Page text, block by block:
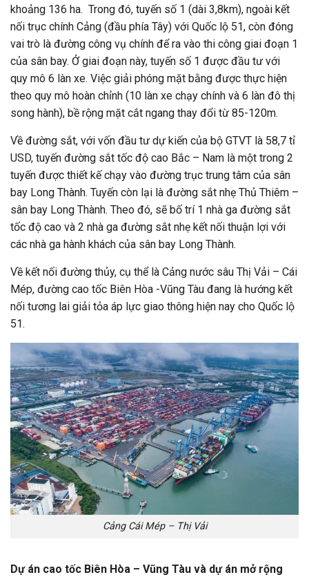
khoảng 136 ha. Trong đó, tuyến số 1 (dài 3,8km), ngoài kết
nối trục chính Cảng (đầu phía Tây) với Quốc lộ 51, còn đóng
vai trò là đường công vụ chính để ra vào thi công giai đoạn 1
của sân bay. Ở giai đoạn này, tuyến số 1 được đầu tư với
quy mô 6 làn xe. Việc giải phóng mặt bằng được thực hiện
theo quy mô hoàn chỉnh (10 làn xe chạy chính và 6 làn đô thị
song hành), bề rộng mặt cắt ngang thay đổi từ 85-120m.
Về đường sắt, với vốn đầu tư dự kiến của bộ GTVT là 58,7 tỉ
USD, tuyến đường sắt tốc độ cao Bắc – Nam là một trong 2
tuyến được thiết kế chạy vào đường trục trung tâm của sân
bay Long Thành. Tuyến còn lại là đường sắt nhẹ Thủ Thiêm –
sân bay Long Thành. Theo đó, sẽ bố trí 1 nhà ga đường sắt
tốc độ cao và 2 nhà ga đường sắt nhẹ kết nối thuận lợi với
các nhà ga hành khách của sân bay Long Thành.
Về kết nối đường thủy, cụ thể là Cảng nước sâu Thị Vải – Cái
Mép, đường cao tốc Biên Hòa -Vũng Tàu đang là hướng kết
nối tương lai giải tỏa áp lực giao thông hiện nay cho Quốc lộ
51.
Cảng Cái Mép – Thị Vải
Dự án cao tốc Biên Hòa – Vũng Tàu và dự án mở rộng